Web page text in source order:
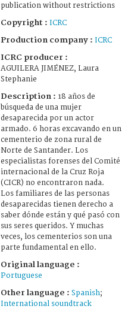
publication without restrictions
Copyright : ICRC
Production company : ICRC
ICRC producer :
AGUILERA JIMÉNEZ, Laura
Stephanie
Description : 18 años de
búsqueda de una mujer
desaparecida por un actor
armado. 6 horas excavando en un
cementerio de zona rural de
Norte de Santander. Los
especialistas forenses del Comité
internacional de la Cruz Roja
(CICR) no encontraron nada.
Los familiares de las personas
desaparecidas tienen derecho a
saber dónde están y qué pasó con
sus seres queridos. Y muchas
veces, los cementerios son una
parte fundamental en ello.
Original language :
Portuguese
Other language : Spanish;
International soundtrack